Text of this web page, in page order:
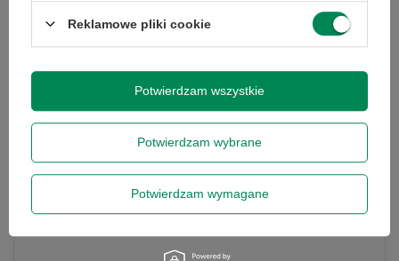
HP E27Q G4 27'' A
476,00 zł
Reklamowe pliki cookie
Potwierdzam wybrane
Potwierdzam wymagane
Potwierdzam wszystkie